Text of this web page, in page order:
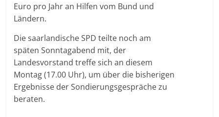
Euro pro Jahr an Hilfen vom Bund und
Ländern.
Die saarlandische SPD teilte noch am
späten Sonntagabend mit, der
Landesvorstand treffe sich an diesem
Montag (17.00 Uhr), um über die bisherigen
Ergebnisse der Sondierungsgespräche zu
beraten.